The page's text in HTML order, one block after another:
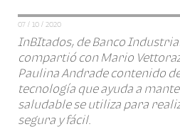
07 / 10 / 2020
InBItados, de Banco
compartió con Mario
Paulina Andrade contenido
tecnología que ayuda a
saludable se utiliza para
segura y fácil.